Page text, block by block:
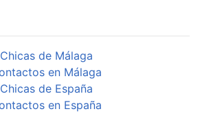
Chicas de Málaga
en Málaga
Chicas de España
en España